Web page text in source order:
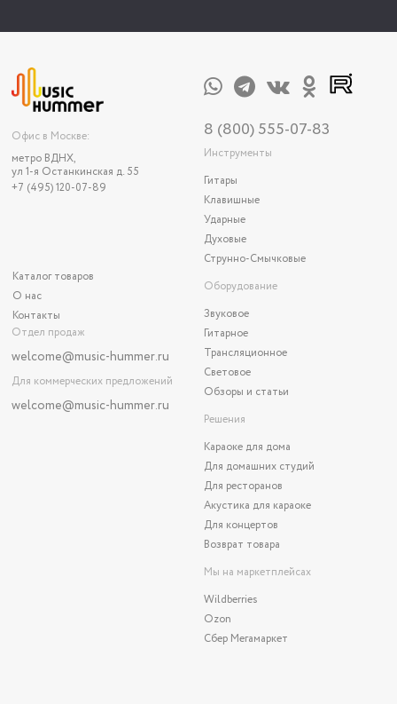
Офис в Москве:
метро ВДНХ,
ул 1-я Останкинская д. 55
+7 (495) 120-07-89
Каталог товаров
О нас
Контакты
Отдел продаж
welcome@music-hummer.ru
Для коммерческих предложений
welcome@music-hummer.ru
8 (800) 555-07-83
Инструменты
Гитары
Клавишные
Ударные
Духовые
Струнно-Смычковые
Оборудование
Звуковое
Гитарное
Трансляционное
Световое
Обзоры и статьи
Решения
Караоке для дома
Для домашних студий
Для ресторанов
Акустика для караоке
Для концертов
Возврат товара
Мы на маркетплейсах
Wildberries
Ozon
Сбер Мегамаркет